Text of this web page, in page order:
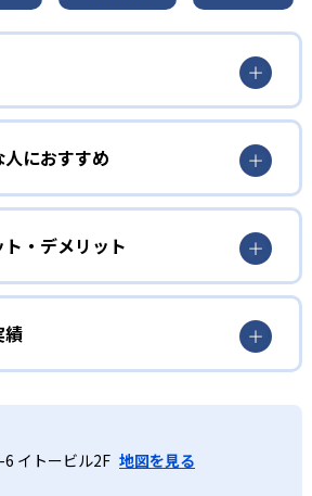
入試に強みを持った進学塾で、高校
申点対策と入試対策を両立した指導を
におすすめ
室を展開していて、県内の受験に強
訪清陵高等学校附属中学校や長野高等
輩出するなど、高い合格実績があ
・デメリット
なメリットがある？
に精通していて、入試対策も内申点
個別指導から集団授業までコースが多
読や作文などの指導も受けられる。
化しているため、異なる地域への受
き。
績
にて、合格実績を公開していない。
イトービル2F 地図を見る